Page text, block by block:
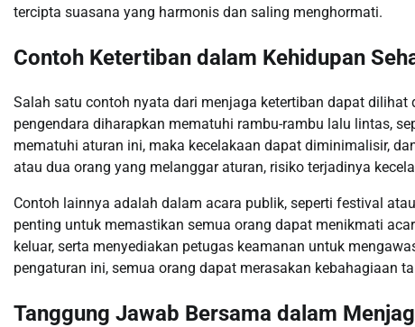
tercipta suasana yang harmonis dan saling menghormati.
Contoh Ketertiban dalam Kehidupan
Salah satu contoh nyata dari menjaga ketertiban dapat
pengendara diharapkan mematuhi rambu-rambu lalu lintas,
mematuhi aturan ini, maka kecelakaan dapat diminimalisir,
atau dua orang yang melanggar aturan, risiko terjadinya
Contoh lainnya adalah dalam acara publik, seperti festival
penting untuk memastikan semua orang dapat menikmati
keluar, serta menyediakan petugas keamanan untuk
pengaturan ini, semua orang dapat merasakan kebahagiaan
Tanggung Jawab Bersama dalam